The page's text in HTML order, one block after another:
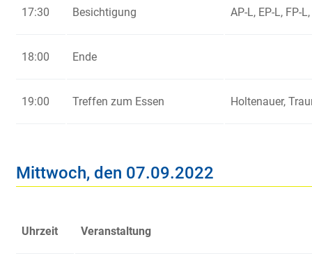
17:30 Besichtigung AP-L, EP-L, FP-
18:00 Ende
19:00 Treffen zum Essen Holtenauer,
Mittwoch, den 07.09.2022
Uhrzeit Veranstaltung